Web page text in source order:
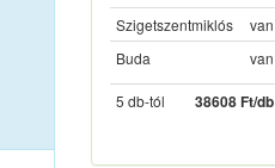
Szigetszentmiklós
van
Buda
van
5 db-tól 38608 Ft/db